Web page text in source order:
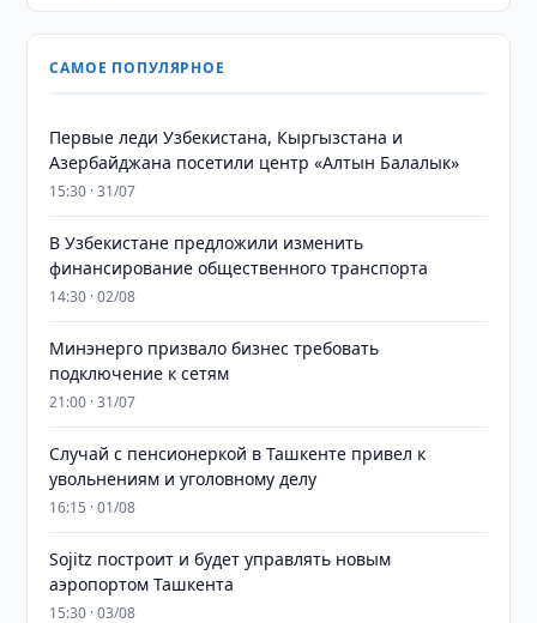
САМОЕ ПОПУЛЯРНОЕ
Первые леди Узбекистана, Кыргызстана и
Азербайджана посетили центр «Алтын Балалык»
15:30 · 31/07
В Узбекистане предложили изменить
финансирование общественного транспорта
14:30 · 02/08
Минэнерго призвало бизнес требовать
подключение к сетям
21:00 · 31/07
Случай с пенсионеркой в Ташкенте привел к
увольнениям и уголовному делу
16:15 · 01/08
Sojitz построит и будет управлять новым
аэропортом Ташкента
15:30 · 03/08